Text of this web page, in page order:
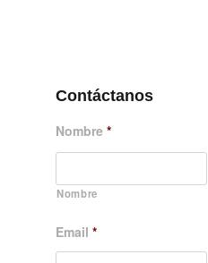
Contáctanos
Nombre *
Nombre
Email *